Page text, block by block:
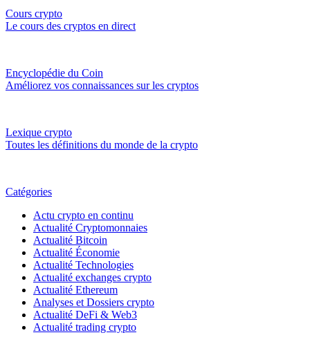
Cours crypto
Le cours des cryptos en direct
Encyclopédie du Coin
Améliorez vos connaissances sur les cryptos
Lexique crypto
Toutes les définitions du monde de la crypto
Catégories
Actu crypto en continu
Actualité Cryptomonnaies
Actualité Bitcoin
Actualité Économie
Actualité Technologies
Actualité exchanges crypto
Actualité Ethereum
Analyses et Dossiers crypto
Actualité DeFi & Web3
Actualité trading crypto